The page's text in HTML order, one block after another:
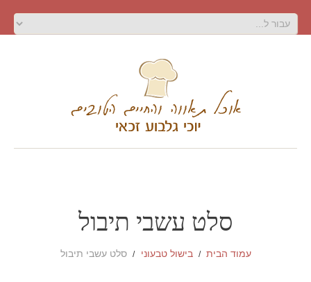
סלט עשבי תיבול
עמוד הבית בישול טבעוני סלט עשבי תיבול